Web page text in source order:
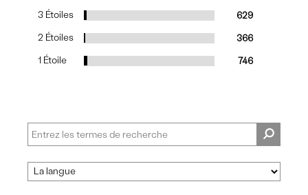
3 Étoiles 629
2 Étoiles 366
1 Étoile 746